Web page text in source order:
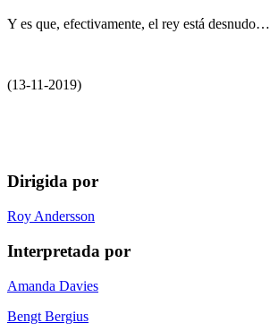
Y es que, efectivamente, el rey está desnudo…
(13-11-2019)
Dirigida por
Roy Andersson
Interpretada por
Amanda Davies
Bengt Bergius